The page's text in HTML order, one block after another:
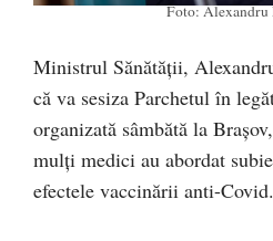
Foto: Alexandru
Ministrul Sănătății,
că va sesiza Parchetul în
organizată sâmbătă la
mulți medici au abordat
efectele vaccinării anti-Covid.